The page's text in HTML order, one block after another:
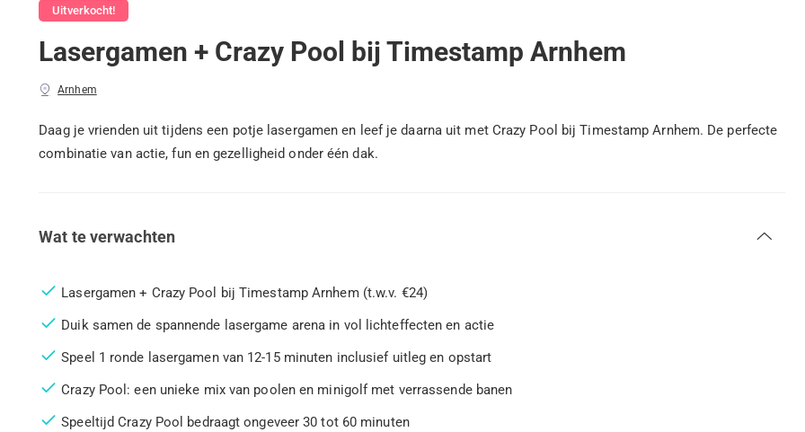
Uitverkocht!
Lasergamen + Crazy Pool bij Timestamp Arnhem
Arnhem
Daag je vrienden uit tijdens een potje lasergamen en leef je daarna uit met Crazy Pool bij Timestamp Arnhem. De perfecte
combinatie van actie, fun en gezelligheid onder één dak.
Wat te verwachten
Lasergamen + Crazy Pool bij Timestamp Arnhem (t.w.v. €24)
Duik samen de spannende lasergame arena in vol lichteffecten en actie
Speel 1 ronde lasergamen van 12-15 minuten inclusief uitleg en opstart
Crazy Pool: een unieke mix van poolen en minigolf met verrassende banen
Speeltijd Crazy Pool bedraagt ongeveer 30 tot 60 minuten